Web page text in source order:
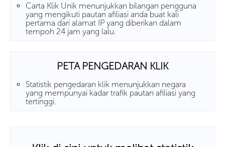
Carta Klik Unik menunjukkan bilangan pengguna
yang mengikuti pautan afiliasi anda buat kali
pertama dari alamat IP yang diberikan dalam
tempoh 24 jam yang lalu.
PETA PENGEDARAN KLIK
Statistik pengedaran klik menunjukkan negara
yang mempunyai kadar trafik pautan afiliasi yang
tertinggi.